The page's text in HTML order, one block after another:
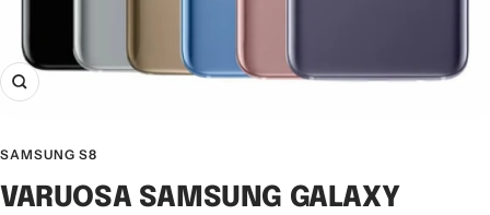
Suurenda
SAMSUNG S8
VARUOSA SAMSUNG GALAXY